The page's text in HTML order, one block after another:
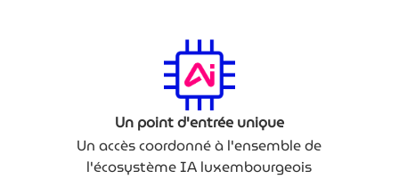
Un point d'entrée unique
Un accès coordonné à l'ensemble de
l'écosystème IA luxembourgeois